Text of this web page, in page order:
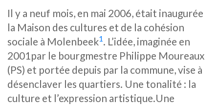
Il y a neuf mois, en mai 2006, était inaugurée
la Maison des cultures et de la cohésion
sociale à Molenbeek1. L’idée, imaginée en
2001par le bourgmestre Philippe Moureaux
(PS) et portée depuis par la commune, vise à
désenclaver les quartiers. Une tonalité : la
culture et l’expression artistique.Une